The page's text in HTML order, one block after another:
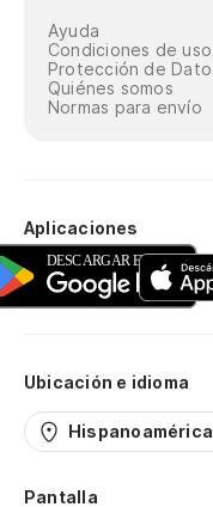
Ayuda
Condiciones de
Protección de
Quiénes somos
Normas para envío
Aplicaciones
Ubicación e idioma
Hispanoamérica
Pantalla